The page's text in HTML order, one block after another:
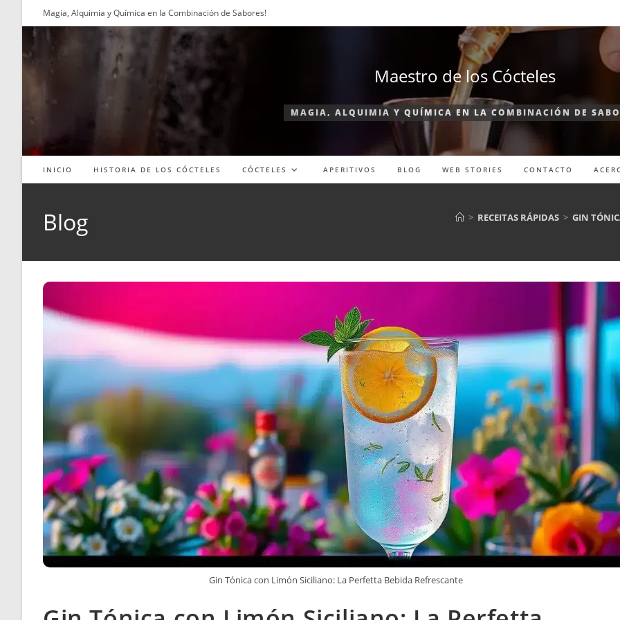
contenido
Magia, Alquimia y Química en la Combinación de Sabores!
Maestro de los Cócteles
MAGIA, ALQUIMIA Y QUÍMICA EN LA COMBINACIÓN DE
INICIO HISTORIA DE LOS CÓCTELES CÓCTELES APERITIVOS BLOG WEB STORIES CONTACTO
Blog > RECEITAS RÁPIDAS > GIN
Gin Tónica con Limón Siciliano: La Perfetta Bebida Refrescante